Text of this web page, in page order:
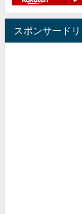
スポンサードリ